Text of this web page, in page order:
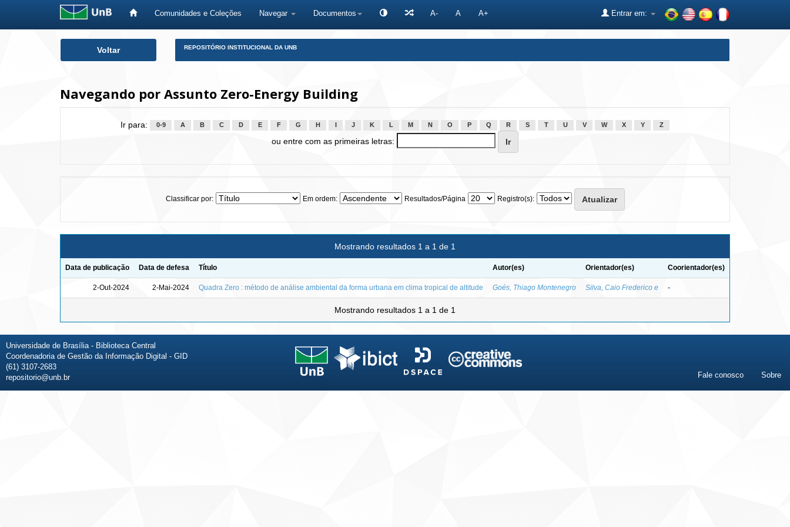
Comunidades e Coleções Navegar Documentos A- A A+ Entrar em:
Voltar REPOSITÓRIO INSTITUCIONAL DA UNB
Navegando por Assunto Zero-Energy Building
Ir para: 0-9 A B C D E F G H J K L M N O P Q R S T U V W X Y Z
ou entre com as primeiras letras:
Classificar por: Em ordem: Resultados/Página Registro(s):
Mostrando resultados 1 a 1 de 1
Data de publicação Data de defesa Título Autor(es) Orientador(es) Coorientador(es)
2-Out-2024 2-Mai-2024 Quadra Zero : método de análise ambiental da forma urbana em clima tropical de altitude Goés, Thiago Montenegro Silva, Caio Frederico e -
Mostrando resultados 1 a 1 de 1
Universidade de Brasília - Biblioteca Central
Coordenadoria de Gestão da Informação Digital - GID
(61) 3107-2683
repositorio@unb.br
Fale conosco Sobre